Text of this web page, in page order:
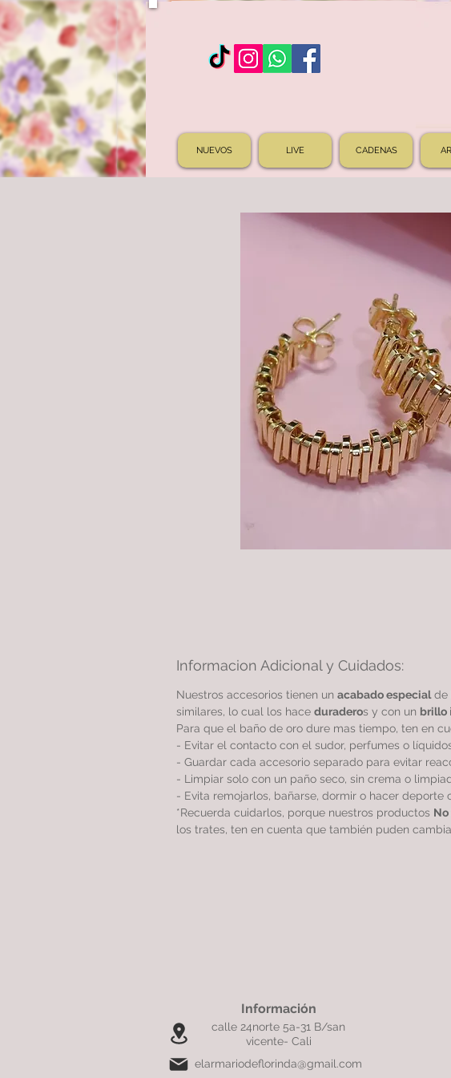
NUEVOS LIVE CADENAS
Informacion Adicional y Cuidados:
Nuestros accesorios tienen un acabado especialde
similares, lo cual los hace duraderos y con un brillo
Para que el baño de oro dure mas tiempo, ten en
- Evitar el contacto con el sudor, perfumes o
- Guardar cada accesorio separado para evitar
- Limpiar solo con un paño seco, sin crema o
- Evita remojarlos, bañarse, dormir o hacer deporte
*Recuerda cuidarlos, porque nuestros productos
los trates, ten en cuenta que también puden
Información
calle 24norte 5a-31 B/san
vicente- Cali
elarmariodeflorinda@gmail.com